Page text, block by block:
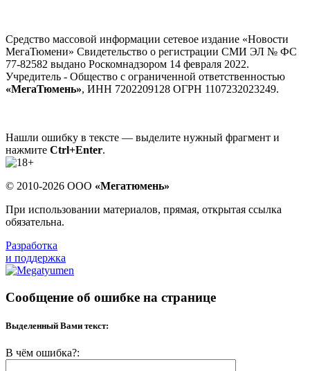
Средство массовой информации сетевое издание «Новости
МегаТюмени» Свидетельство о регистрации СМИ ЭЛ № ФС
77-82582 выдано Роскомнадзором 14 февраля 2022.
Учредитель - Общество с ограниченной ответственностью
«МегаТюмень», ИНН 7202209128 ОГРН 1107232023249.
Нашли ошибку в тексте — выделите нужный фрагмент и
нажмите Ctrl+Enter.
© 2010-2026 ООО «Мегатюмень»
При использовании материалов, прямая, открытая ссылка
обязательна.
Разработка
и поддержка
Сообщение об ошибке на странице
Выделенный Вами текст:
В чём ошибка?: